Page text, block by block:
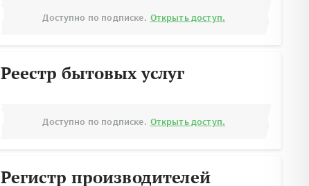
Доступно по подписке. Открыть доступ.
Реестр бытовых услуг
Доступно по подписке. Открыть доступ.
Регистр производителей